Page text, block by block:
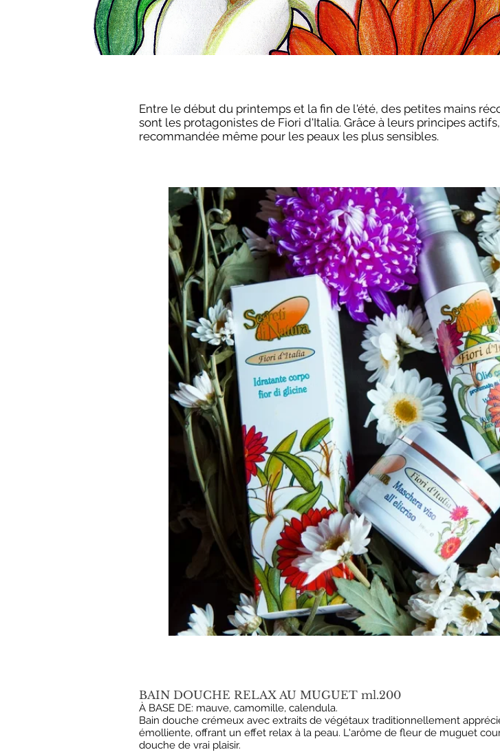
Entre le début du printemps et la fin de l'été, des petites mains
sont les protagonistes de Fiori d'Italia. Grâce à leurs principes
recommandée même pour les peaux les plus sensibles.
BAIN DOUCHE RELAX AU MUGUET ml.200
À BASE DE: mauve, camomille, calendula.
Bain douche crémeux avec extraits de végétaux traditionnellement
émolliente, offrant un effet relax à la peau. L'arôme de fleur de muguet
douche de vrai plaisir.